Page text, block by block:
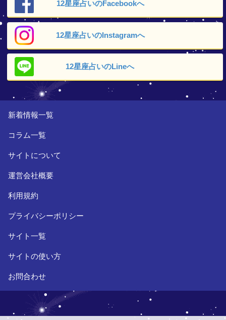
12星座占いのFacebookへ
12星座占いのInstagramへ
12星座占いのLineへ
新着情報一覧
コラム一覧
サイトについて
運営会社概要
利用規約
プライバシーポリシー
サイト一覧
サイトの使い方
お問合わせ